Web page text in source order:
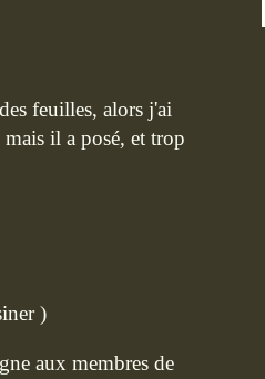
feuilles, alors j'ai
il a posé, et trop
)
aux membres de